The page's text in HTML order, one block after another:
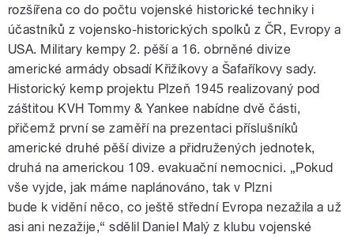
rozšířena co do počtu vojenské historické techniky i
účastníků z vojensko-historických spolků z ČR, Evropy a
USA. Military kempy 2. pěší a 16. obrněné divize
americké armády obsadí Křižíkovy a Šafaříkovy sady.
Historický kemp projektu Plzeň 1945 realizovaný pod
záštitou KVH Tommy & Yankee nabídne dvě části,
přičemž první se zaměří na prezentaci příslušníků
americké druhé pěší divize a přidružených jednotek,
druhá na americkou 109. evakuační nemocnici. „Pokud
vše vyjde, jak máme naplánováno, tak v Plzni
bude k vidění něco, co ještě střední Evropa nezažila a už
asi ani nezažije,“ sdělil Daniel Malý z klubu vojenské